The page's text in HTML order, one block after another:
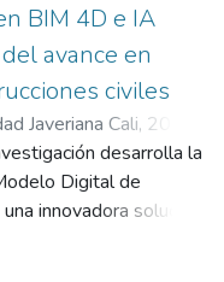
BIM 4D e IA
avance en
civiles
Javeriana Cali, 2026
;Bermúdez Pino, Jhon
Cristhian Danilo
Alejandro
desarrolla la
Digital de
innovadora solución
4.0 diseñada